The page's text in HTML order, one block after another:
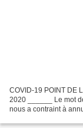
COVID-19 POINT DE
2020 ______ Le mot
nous a contraint à